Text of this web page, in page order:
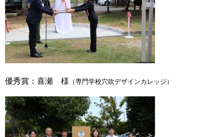
優秀賞：喜瀬 様 （専門学校穴吹デザインカレッジ）